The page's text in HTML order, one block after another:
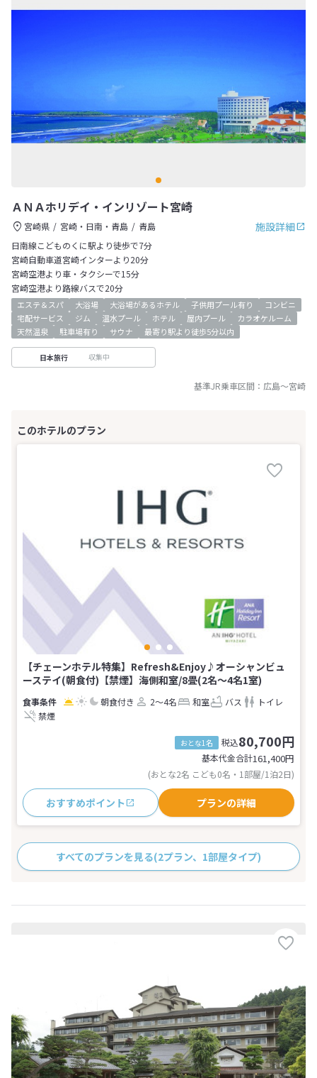
ＡＮＡホリデイ・インリゾート宮崎
施設詳細
宮崎県 宮崎・日南・青島
青島
日南線こどものくに駅より徒歩で7分
宮崎自動車道宮崎インターより20分
宮崎空港より車・タクシーで15分
宮崎空港より路線バスで20分
エステ＆スパ 大浴場 大浴場があるホテル 子供用プール有り
コンビニ
宅配サービス
ジム 温水プール ホテル 屋内プール
カラオケルーム
天然温泉
駐車場有り サウナ 最寄り駅より徒歩5分以内
日本旅行 収集中
基準JR乗車区間： 広島～宮崎
【チェーンホテル特集】Refresh&Enjoy♪オーシャンビュ
ーステイ(朝食付)【禁煙】海側和室/8畳(2名～4名1室)
朝食付き 2～4名 和室 バス
トイレ
禁煙
おとな1名 税込80,700円
基本代金合計161,400円
(おとな2名 こども0名・1部屋/1泊2日)
おすすめポイント プランの詳細
すべてのプランを見る(2プラン、1部屋タイプ)